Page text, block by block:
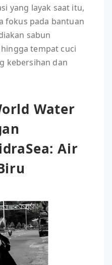
yang layak saat itu,
fokus pada bantuan
sabun
tempat cuci
kebersihan dan
Water
Air